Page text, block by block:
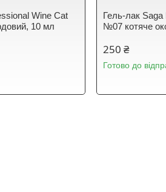
Wine Cat
10 мл
Гель-лак
№07 котяче
250 ₴
Готово до